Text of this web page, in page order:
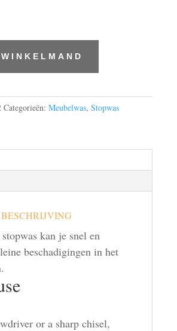
Categorieën: Meubelwas, Stopwas
BESCHRIJVING
kan je snel en
beschadigingen in het
or a sharp chisel,